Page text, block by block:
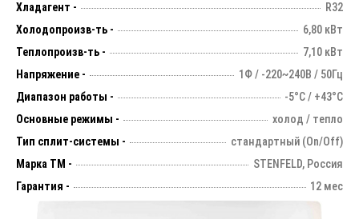
Хладагент -
R32
Холодопроизв-ть -
6,80 кВт
Теплопроизв-ть -
7,10 кВт
Напряжение -
1Ф / -220~240В / 50Гц
Диапазон работы -
-5°С / +43°С
Основные режимы -
холод / тепло
Тип сплит-системы -
стандартный (On/Off)
Марка ТМ -
STENFELD, Россия
Гарантия -
12 мес